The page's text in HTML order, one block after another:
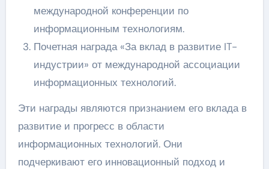
международной конференции по
информационным технологиям.
Почетная награда «За вклад в развитие IT-
индустрии» от международной ассоциации
информационных технологий.
Эти награды являются признанием его вклада в
развитие и прогресс в области
информационных технологий. Они
подчеркивают его инновационный подход и